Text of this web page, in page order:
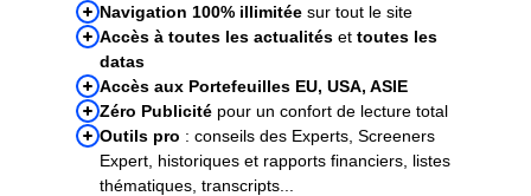
Navigation 100% illimitée sur tout le site
Accès à toutes les actualités et toutes les
datas
Accès aux Portefeuilles EU, USA, ASIE
Zéro Publicité pour un confort de lecture total
Outils pro : conseils des Experts, Screeners
Expert, historiques et rapports financiers, listes
thématiques, transcripts...